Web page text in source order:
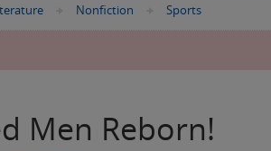
»
Nonfiction »
Sports
Men Reborn!